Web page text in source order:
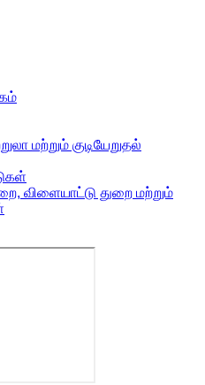
மற்றும் குடியேறுதல்
விளையாட்டு துறை மற்றும்